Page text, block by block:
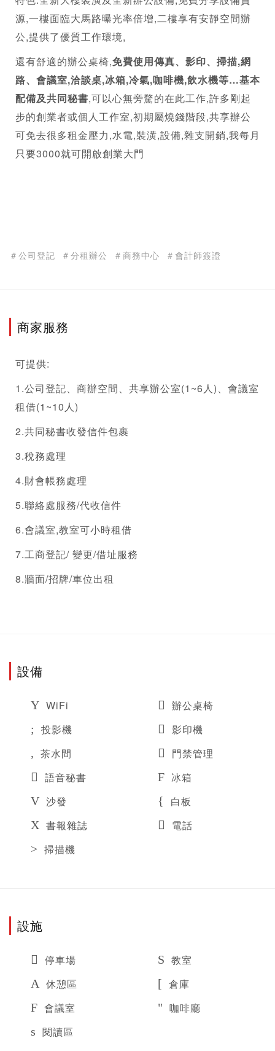
源,一樓面臨大馬路曝光率倍增,二樓享有安靜空間辦
公,提供了優質工作環境,
還有舒適的辦公桌椅,免費使用傳真、影印、掃描,網
路、會議室,洽談桌,冰箱,冷氣,咖啡機,飲水機等…基本
配備及共同秘書,可以心無旁騖的在此工作,許多剛起
步的創業者或個人工作室,初期屬燒錢階段,共享辦公
可免去很多租金壓力,水電,裝潢,設備,雜支開銷,我每月
只要3000就可開啟創業大門
＃公司登記 ＃分租辦公 ＃商務中心 ＃會計師簽證
商家服務
可提供:
1.公司登記 、商辦空間、 共享辦公室(1~6人)、會議室
租借(1~10人)
2.共同秘書收發信件包裹
3.稅務處理
4.財會帳務處理
5.聯絡處服務/代收信件
6.會議室,教室可小時租借
7.工商登記/ 變更/借址服務
8.牆面/招牌/車位出租
設備
WiFi
辦公桌椅
投影機
影印機
茶水間
門禁管理
語音秘書
冰箱
沙發
白板
書報雜誌
電話
掃描機
設施
停車場
教室
休憩區
倉庫
會議室
咖啡廳
閱讀區